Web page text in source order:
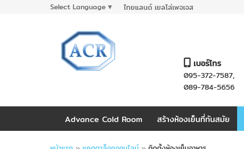
Select Language ▼ ไทยแลนด์ เยลโล่เพจเจส
เบอร์โทร
095-372-7587,
089-784-5656
Advance Cold Room สร้างห้องเย็นที่ทันสมัย